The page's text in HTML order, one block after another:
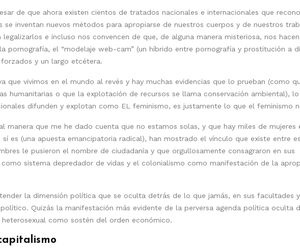
de que ahora existen cientos de tratados nacionales e internacionales que
se inventan nuevos métodos para apropiarse de nuestros cuerpos y de nuestros
e incluso nos convencen de que, de alguna manera misteriosa, nos
pornografía, el “modelaje web-cam” (un híbrido entre pornografía y prostitución a
y un largo etcétera.
que vivimos en el mundo al revés y hay muchas evidencias que lo prueban (como
humanitarias o que la explotación de recursos se llama conservación ambiental),
difunden y explotan como EL feminismo, es justamente lo que el feminismo
manera que me he dado cuenta que no estamos solas, y que hay miles de mujeres
es (una apuesta emancipatoria radical), han mostrado el vínculo que existe entre
le pusieron el nombre de ciudadanía y que orgullosamente consagraron en sus
sistema depredador de vidas y el colonialismo como manifestación de la
la dimensión política que se oculta detrás de lo que jamás, en sus facultades
Quizás la manifestación más evidente de la perversa agenda política oculta
heterosexual como sostén del orden económico.